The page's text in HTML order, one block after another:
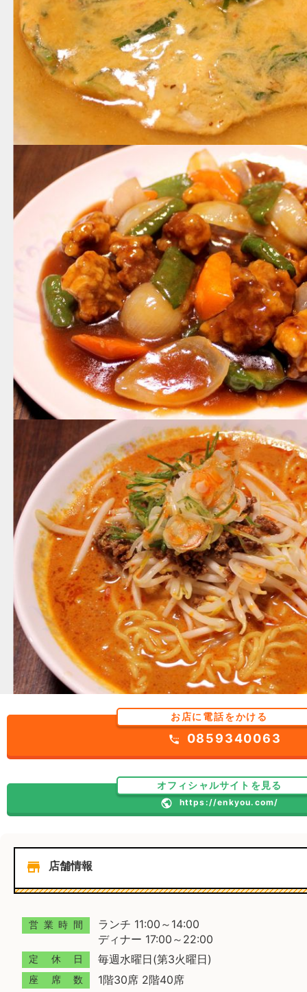
お店に電話をかける
settings_phone 0859340063
オフィシャルサイトを見る
public https://enkyou.com/
store 店舗情報
営業時間
ランチ 11:00～14:00
ディナー 17:00～22:00
定休日 毎週水曜日(第3火曜日)
座席数 1階30席 2階40席